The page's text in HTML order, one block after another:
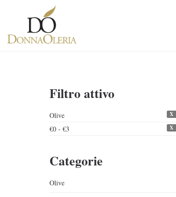
Filtro attivo
Olive X
€0 - €3 X
Categorie
Olive